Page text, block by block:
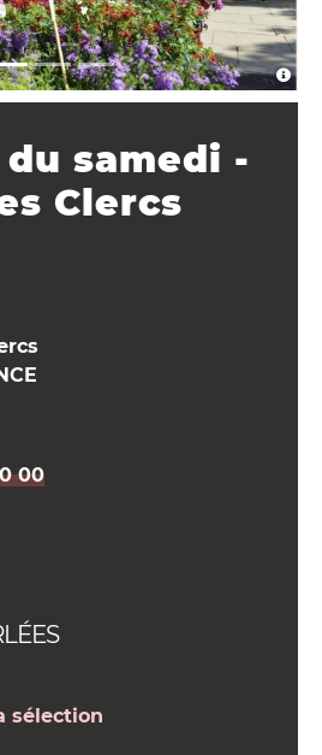
samedi -
Clercs
00
sélection